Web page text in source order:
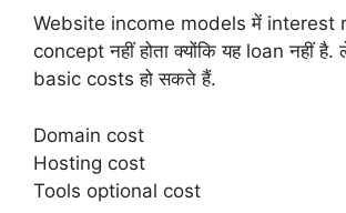
Website income models में interest
concept नहीं होता क्योंकि यह loan नहीं
basic costs हो सकते हैं.
Domain cost
Hosting cost
Tools optional cost